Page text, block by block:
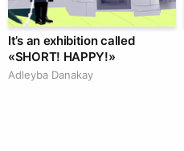
It’s an exhibition called
«SHORT! HAPPY!»
Adleyba Danakay